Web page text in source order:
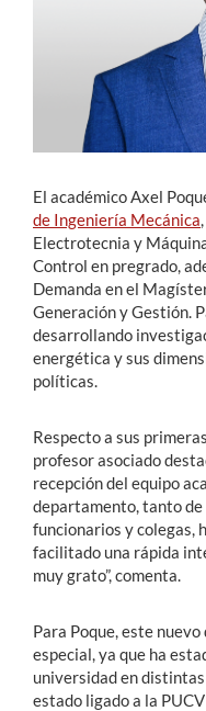
English
El académico Axel
de Ingeniería Mecánica
Electrotecnia y
Control en pregrado,
Demanda en el
Generación y Gestión.
desarrollando
energética y sus
políticas.
Respecto a sus
profesor asociado
recepción del equipo
departamento, tanto de
funcionarios y colegas,
facilitado una rápida
muy grato”, comenta.
Para Poque, este
especial, ya que ha
universidad en
estado ligado a la